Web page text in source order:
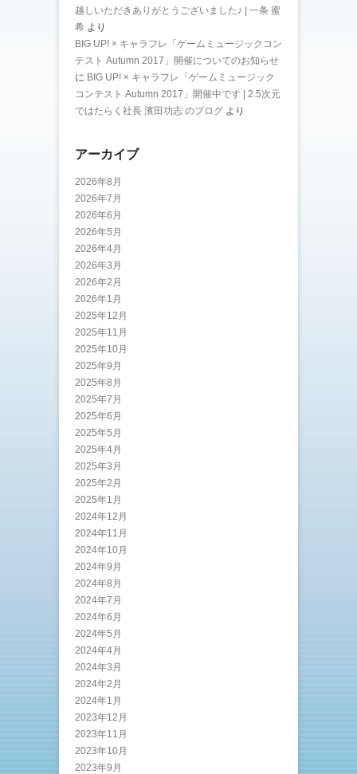
越しいただきありがとうございました♪ | 一条 蜜
希 より
BIG UP! × キャラフレ「ゲームミュージックコン
テスト Autumn 2017」開催についてのお知らせ
に BIG UP! × キャラフレ「ゲームミュージック
コンテスト Autumn 2017」開催中です | 2.5次元
ではたらく社長 濱田功志 のブログ より
アーカイブ
2026年8月
2026年7月
2026年6月
2026年5月
2026年4月
2026年3月
2026年2月
2026年1月
2025年12月
2025年11月
2025年10月
2025年9月
2025年8月
2025年7月
2025年6月
2025年5月
2025年4月
2025年3月
2025年2月
2025年1月
2024年12月
2024年11月
2024年10月
2024年9月
2024年8月
2024年7月
2024年6月
2024年5月
2024年4月
2024年3月
2024年2月
2024年1月
2023年12月
2023年11月
2023年10月
2023年9月